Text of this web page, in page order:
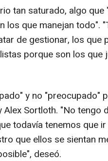
tan saturado, algo
los que manejan todo".
de gestionar, los que
porque son los que
y no "preocupado"
Sortloth. "No tengo
todavía tenemos que
que ellos se sientan
deseó.